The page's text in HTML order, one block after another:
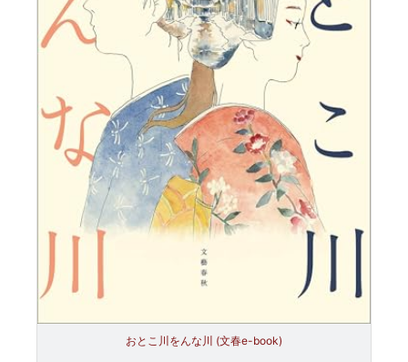
おとこ川をんな川 (文春e-book)